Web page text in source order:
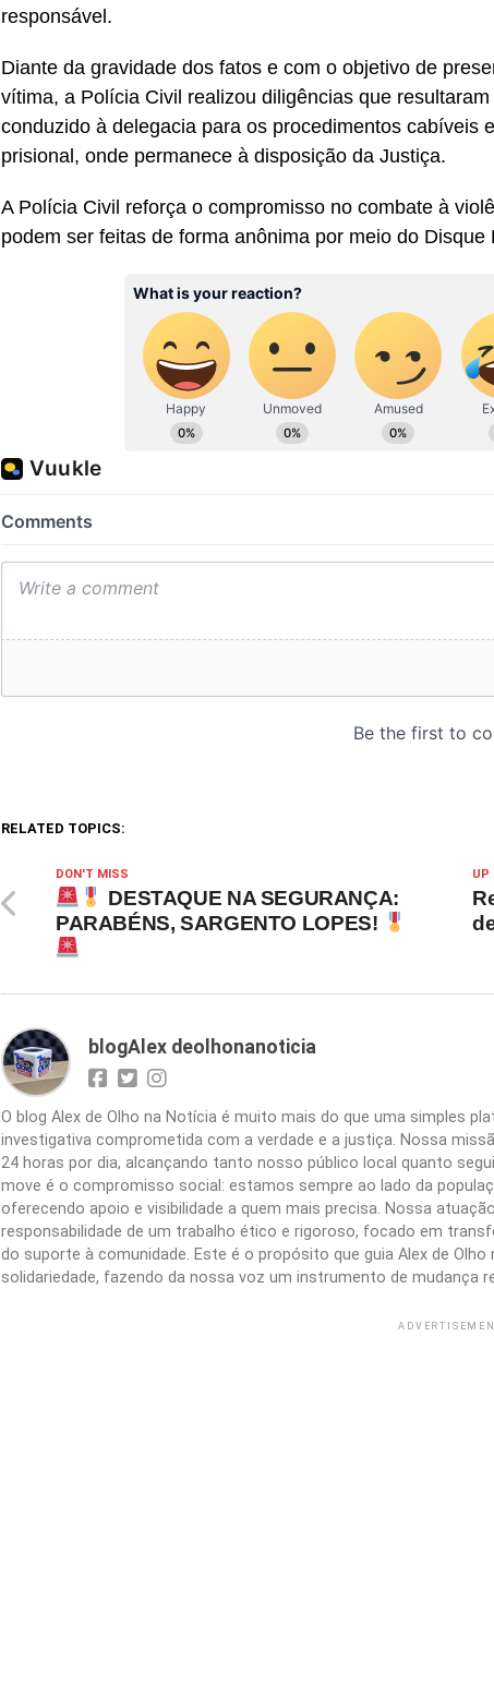
responsável.
Diante da gravidade dos fatos e com o objetivo de
vítima, a Polícia Civil realizou diligências que
conduzido à delegacia para os procedimentos cabíveis
prisional, onde permanece à disposição da Justiça.
A Polícia Civil reforça o compromisso no combate à
podem ser feitas de forma anônima por meio do Disque
RELATED TOPICS:
UP
DON'T MISS
DESTAQUE NA SEGURANÇA:
PARABÉNS, SARGENTO LOPES!
blogAlex deolhonanoticia
O blog Alex de Olho na Notícia é muito mais do que uma simples
investigativa comprometida com a verdade e a justiça. Nossa
24 horas por dia, alcançando tanto nosso público local quanto
move é o compromisso social: estamos sempre ao lado da
oferecendo apoio e visibilidade a quem mais precisa. Nossa
responsabilidade de um trabalho ético e rigoroso, focado em
do suporte à comunidade. Este é o propósito que guia Alex de
solidariedade, fazendo da nossa voz um instrumento de mudança